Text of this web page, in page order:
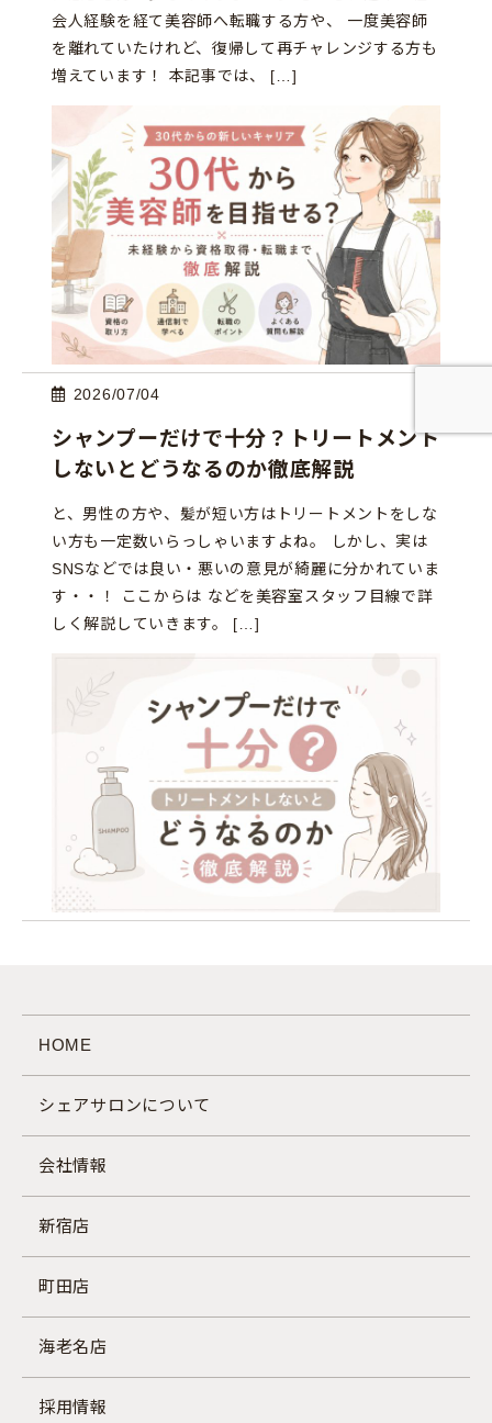
会人経験を経て美容師へ転職する方や、 一度美容師
を離れていたけれど、復帰して再チャレンジする方も
増えています！ 本記事では、 […]
2026/07/04
シャンプーだけで十分？トリートメント
しないとどうなるのか徹底解説
と、男性の方や、髪が短い方はトリートメントをしな
い方も一定数いらっしゃいますよね。 しかし、実は
SNSなどでは良い・悪いの意見が綺麗に分かれていま
す・・！ ここからは などを美容室スタッフ目線で詳
しく解説していきます。 […]
HOME
シェアサロンについて
会社情報
新宿店
町田店
海老名店
採用情報